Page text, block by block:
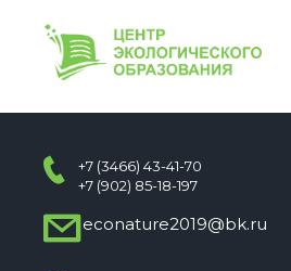
+7 (3466) 43-41-70
+7 (902) 85-18-197
econature2019@bk.ru